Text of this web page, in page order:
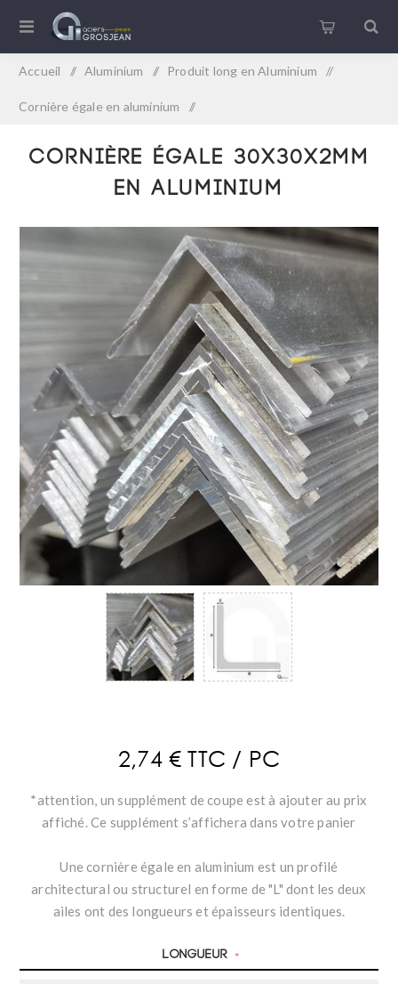
Accueil / Aluminium / Produit long en Aluminium /
Cornière égale en aluminium /
Cornière égale 30x30x2mm en aluminium
Cornière égale 30x30x2mm
en aluminium
2,74 € TTC / PC
*attention, un supplément de coupe est à ajouter au prix
affiché. Ce supplément s’affichera dans votre panier
Une cornière égale en aluminium est un profilé
architectural ou structurel en forme de "L" dont les deux
ailes ont des longueurs et épaisseurs identiques.
Longueur *